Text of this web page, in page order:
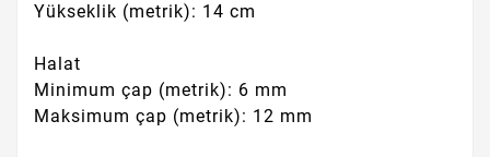
Yükseklik (metrik): 14 cm
Halat
Minimum çap (metrik): 6 mm
Maksimum çap (metrik): 12 mm